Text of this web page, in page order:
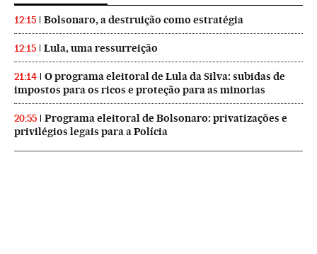
12:15 Bolsonaro, a destruição como estratégia
12:15 Lula, uma ressurreição
21:14
O programa eleitoral de Lula da Silva: subidas de
impostos para os ricos e proteção para as minorias
20:55
Programa eleitoral de Bolsonaro: privatizações e
privilégios legais para a Polícia